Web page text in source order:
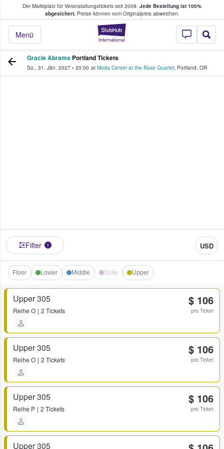
Der Marktplatz für Veranstaltungstickets seit 2009. Jede Bestellung ist 100%
abgesichert.Preise können vom Originalpreis abweichen.
StubHub - Wo
Menü
Tickets kaufen & verkaufen
Gracie Abrams Portland Tickets
So., 31. Jän. 2027 • 20:00 at Moda Center at the Rose Quarter, Portland, OR
Filter 1 USD
Floor Lower Middle Suite Upper
Upper 305
Reihe O 2 Tickets
$ 106
pro Ticket
Upper 305
Reihe O 2 Tickets
$ 106
pro Ticket
Upper 305
Reihe P 2 Tickets
$ 106
pro Ticket
Upper 305